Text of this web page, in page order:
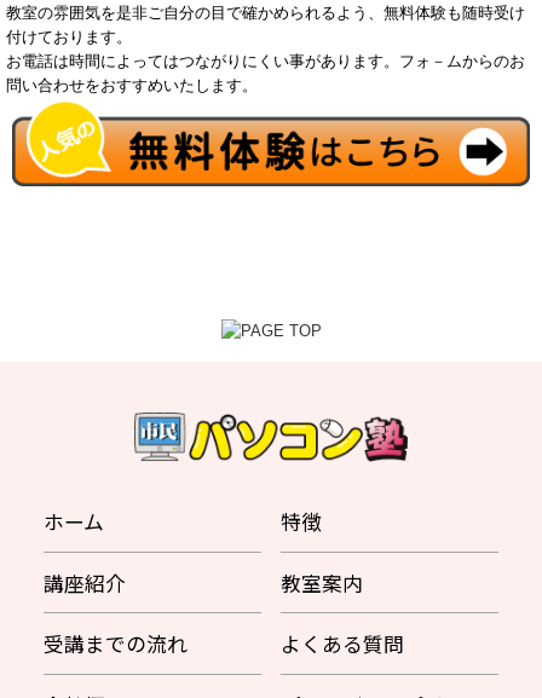
教室の雰囲気を是非ご自分の目で確かめられるよう、無料体験も随時受け
付けております。
お電話は時間によってはつながりにくい事があります。フォ－ムからのお
問い合わせをおすすめいたします。
ホーム 特徴
講座紹介 教室案内
受講までの流れ よくある質問